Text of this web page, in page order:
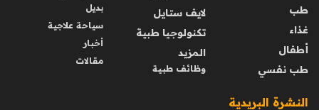
طب
غذاء
أطفال
طب نفسي
لايف ستايل
تكنولوجيا طبية
المزيد
وظائف طبية
بديل
سياحة علاجية
أخبار
مقالات
النشرة البريدية